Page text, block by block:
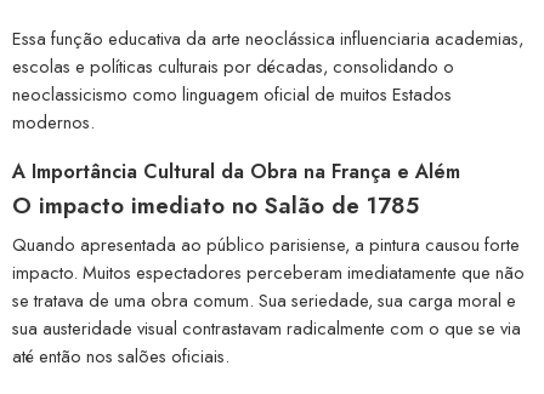
Essa função educativa da arte neoclássica influenciaria academias,
escolas e políticas culturais por décadas, consolidando o
neoclassicismo como linguagem oficial de muitos Estados
modernos.
A Importância Cultural da Obra na França e Além
O impacto imediato no Salão de 1785
Quando apresentada ao público parisiense, a pintura causou forte
impacto. Muitos espectadores perceberam imediatamente que não
se tratava de uma obra comum. Sua seriedade, sua carga moral e
sua austeridade visual contrastavam radicalmente com o que se via
até então nos salões oficiais.